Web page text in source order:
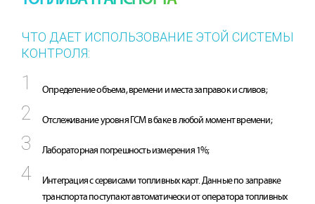
ЧТО ДАЕТ ИСПОЛЬЗОВАНИЕ ЭТОЙ СИСТЕМЫ
КОНТРОЛЯ:
Определение объема, времени и места заправок и сливов;
Отслеживание уровня ГСМ в баке в любой момент времени;
Лабораторная погрешность измерения 1%;
Интеграция с сервисами топливных карт. Данные по заправке
транспорта поступают автоматически от оператора топливных